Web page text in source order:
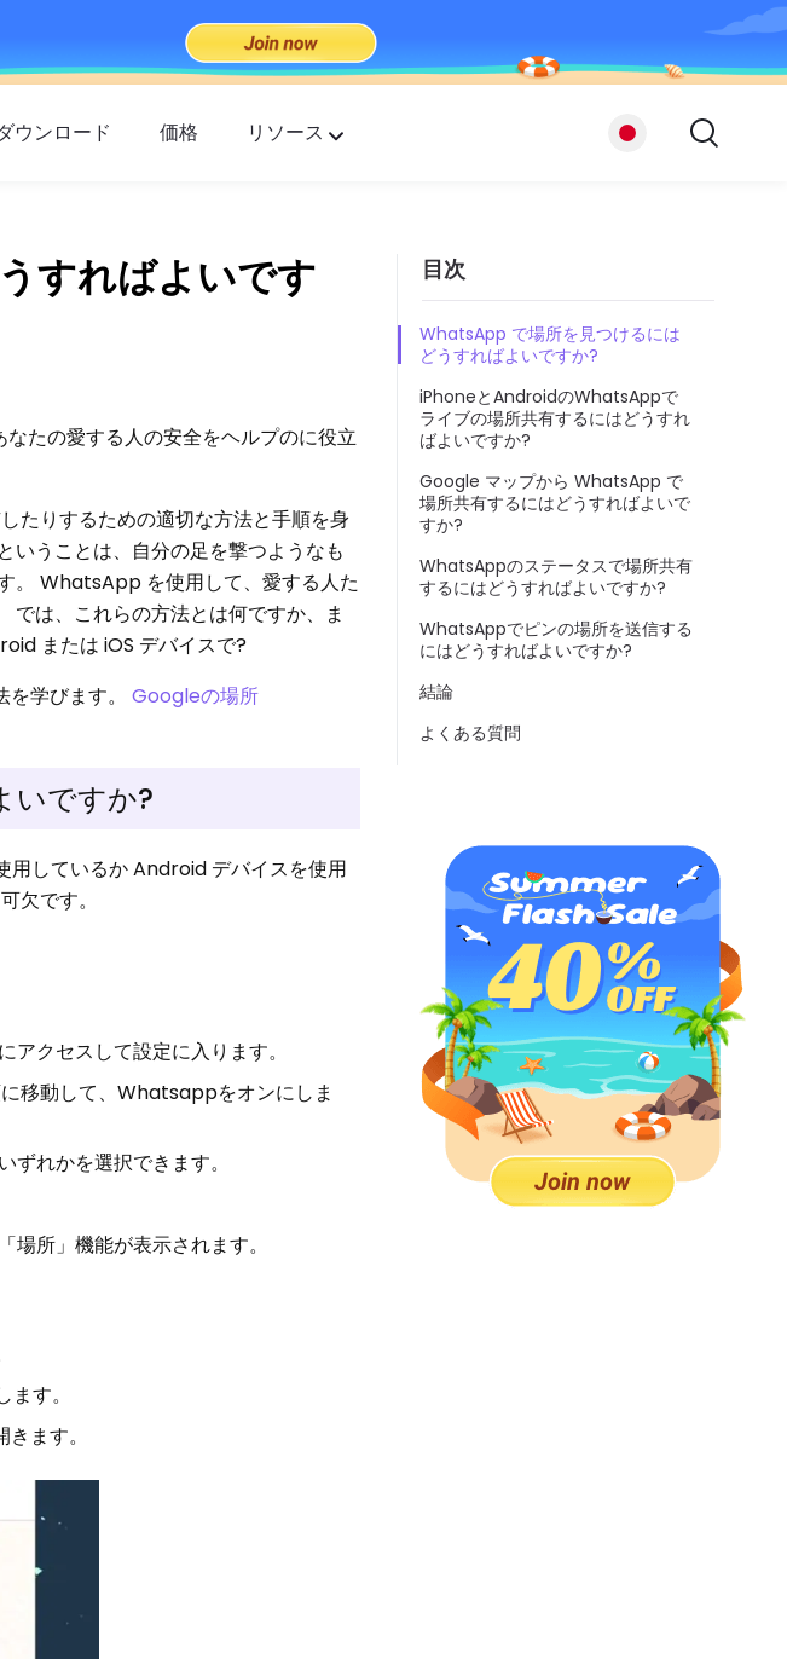
ウンロード 価格 リソース
すればよいです
たの愛する人の安全をヘルプのに役立
たりするための適切な方法と手順を身
いうことは、自分の足を撃つようなも
。 WhatsApp を使用して、愛する人た
では、これらの方法とは何ですか、ま
または iOS デバイスで?
を学びます。Googleの場所
いですか?
用しているか Android デバイスを使用
欠です。
クセスして設定に入ります。
移動して、Whatsappをオンにしま
ずれかを選択できます。
所」機能が表示されます。
す。
ます。
目次
WhatsApp で場所を見つけるには
どうすればよいですか?
iPhoneとAndroidのWhatsAppで
ライブの場所共有するにはどうすれ
ばよいですか?
Google マップから WhatsApp で
場所共有するにはどうすればよいで
すか?
WhatsAppのステータスで場所共有
するにはどうすればよいですか?
WhatsAppでピンの場所を送信する
にはどうすればよいですか?
結論
よくある質問